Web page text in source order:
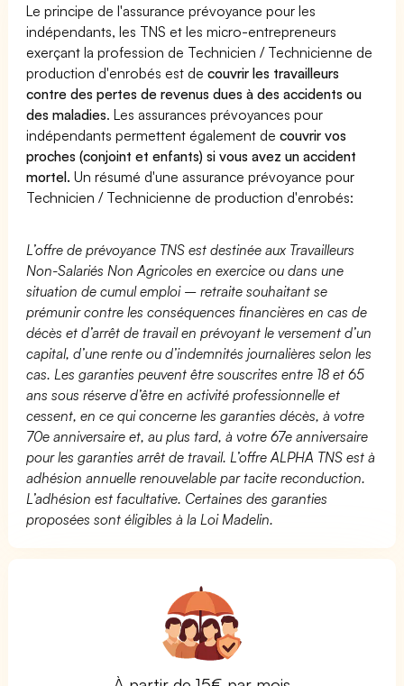
Le principe de l'assurance prévoyance pour les
indépendants, les TNS et les micro-entrepreneurs
exerçant la profession de Technicien / Technicienne de
production d'enrobés est decouvrir les travailleurs
contre des pertes de revenus dues à des accidents ou
des maladies. Les assurances prévoyances pour
indépendants permettent également decouvrir vos
proches (conjoint et enfants) si vous avez un accident
mortel. Un résumé d'une assurance prévoyance pour
Technicien / Technicienne de production d'enrobés:
L’offre de prévoyance TNS est destinée aux Travailleurs
Non-Salariés Non Agricoles en exercice ou dans une
situation de cumul emploi – retraite souhaitant se
prémunir contre les conséquences financières en cas de
décès et d’arrêt de travail en prévoyant le versement d’un
capital, d’une rente ou d’indemnités journalières selon les
cas. Les garanties peuvent être souscrites entre 18 et 65
ans sous réserve d’être en activité professionnelle et
cessent, en ce qui concerne les garanties décès, à votre
70e anniversaire et, au plus tard, à votre 67e anniversaire
pour les garanties arrêt de travail. L’offre ALPHA TNS est à
adhésion annuelle renouvelable par tacite reconduction.
L’adhésion est facultative. Certaines des garanties
proposées sont éligibles à la Loi Madelin.